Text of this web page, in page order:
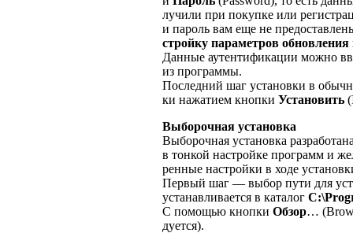
лучили при покупке или
и пароль вам еще не
стройку параметров
Данные аутентификации можно
из программы.
Последний шаг установки в
ки нажатием кнопки Установить
Выборочная установка
Выборочная установка
в тонкой настройке программ и
ренные настройки в ходе
Первый шаг — выбор пути для
устанавливается в каталог
С помощью кнопки Обзор…
дуется).